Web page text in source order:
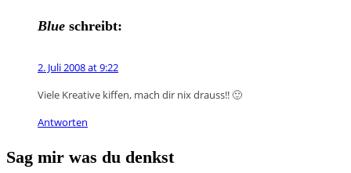
Blue schreibt:
2. Juli 2008 at 9:22
Viele Kreative kiffen, mach dir nix drauss!! 🙂
Antworten
Sag mir was du denkst